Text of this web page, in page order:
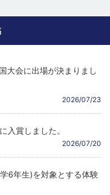
大会に出場が決まりまし
2026/07/23
入賞しました。
2026/07/20
6年生)を対象とする体験